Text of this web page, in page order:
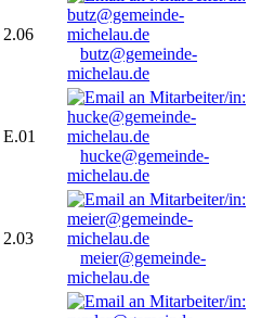
2.06
butz@gemeinde-
michelau.de
E.01
hucke@gemeinde-
michelau.de
2.03
meier@gemeinde-
michelau.de